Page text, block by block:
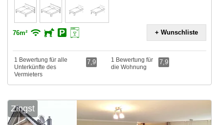
76m² + Wunschliste
1 Bewertung für alle
Unterkünfte des
Vermieters
7,9
1 Bewertung für
die Wohnung
7,9
Zingst